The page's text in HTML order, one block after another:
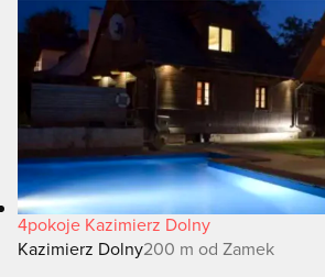
4pokoje Kazimierz Dolny
Kazimierz Dolny200 m od Zamek